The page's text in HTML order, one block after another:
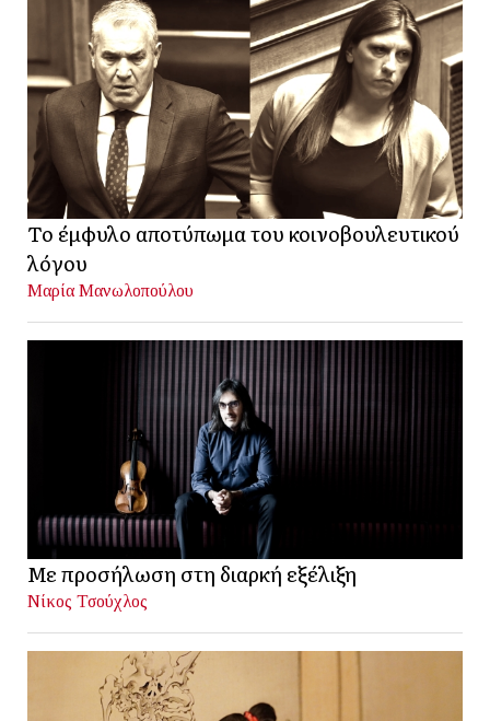
Το έμφυλο αποτύπωμα του κοινοβουλευτικού
λόγου
Μαρία Μανωλοπούλου
Με προσήλωση στη διαρκή εξέλιξη
Νίκος Τσούχλος